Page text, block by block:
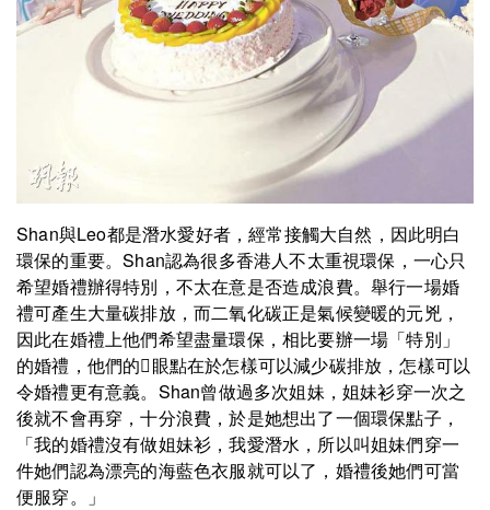
Shan與Leo都是潛水愛好者，經常接觸大自然，因此明白
環保的重要。Shan認為很多香港人不太重視環保，一心只
希望婚禮辦得特別，不太在意是否造成浪費。舉行一場婚
禮可產生大量碳排放，而二氧化碳正是氣候變暖的元兇，
因此在婚禮上他們希望盡量環保，相比要辦一場「特別」
的婚禮，他們的眼點在於怎樣可以減少碳排放，怎樣可以
令婚禮更有意義。Shan曾做過多次姐妹，姐妹衫穿一次之
後就不會再穿，十分浪費，於是她想出了一個環保點子，
「我的婚禮沒有做姐妹衫，我愛潛水，所以叫姐妹們穿一
件她們認為漂亮的海藍色衣服就可以了，婚禮後她們可當
便服穿。」